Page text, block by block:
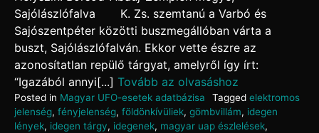
Sajólászlófalva K. Zs. szemtanú a Varbó és
Sajószentpéter közötti buszmegállóban várta a
buszt, Sajólászlófalván. Ekkor vette észre az
azonosítatlan repülő tárgyat, amelyről így írt:
“Igazából annyi[...] Tovább az olvasáshoz
Posted in Magyar UFO-esetek adatbázisa Tagged elektromos
jelenség, fényjelenség, földönkívüliek, gömbvillám, idegen
lények, idegen tárgy, idegenek, magyar uap észlelések,